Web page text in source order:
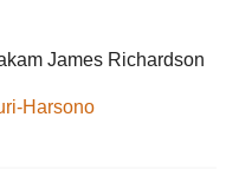
James Richardson
Harsono